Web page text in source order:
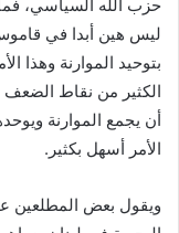
حزب الله السياسي،
ليس هين أبدا في
بتوحيد الموارنة وهذا
الكثير من نقاط الضعف
أن يجمع الموارنة
الأمر أسهل بكثير.
ويقول بعض المطلعين